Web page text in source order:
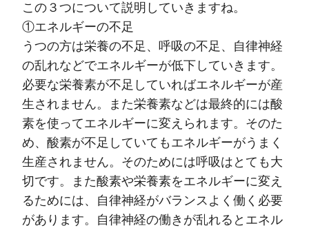
この３つについて説明していきますね。
①エネルギーの不足
うつの方は栄養の不足、呼吸の不足、自律神経
の乱れなどでエネルギーが低下していきます。
必要な栄養素が不足していればエネルギーが産
生されません。また栄養素などは最終的には酸
素を使ってエネルギーに変えられます。そのた
め、酸素が不足していてもエネルギーがうまく
生産されません。そのためには呼吸はとても大
切です。また酸素や栄養素をエネルギーに変え
るためには、自律神経がバランスよく働く必要
があります。自律神経の働きが乱れるとエネル